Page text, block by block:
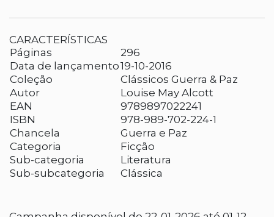
CARACTERÍSTICAS
Páginas
296
Data de lançamento19-10-2016
Coleção
Clássicos Guerra & Paz
Autor
Louise May Alcott
EAN
9789897022241
ISBN
978-989-702-224-1
Chancela
Guerra e Paz
Categoria
Ficção
Sub-categoria
Literatura
Sub-subcategoria
Clássica